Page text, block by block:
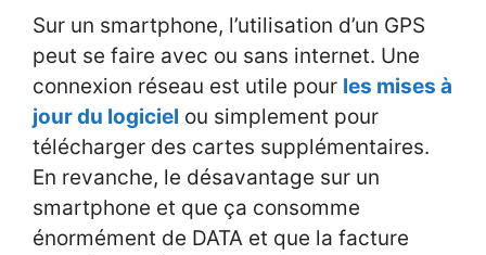
Sur un smartphone, l’utilisation d’un GPS
peut se faire avec ou sans internet. Une
connexion réseau est utile pour les mises à
jour du logiciel ou simplement pour
télécharger des cartes supplémentaires.
En revanche, le désavantage sur un
smartphone et que ça consomme
énormément de DATA et que la facture